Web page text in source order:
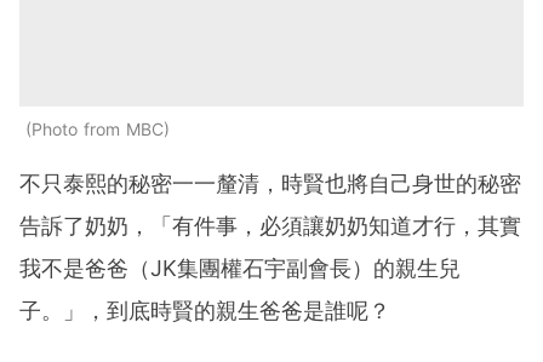
Photo from MBC
不只泰熙的秘密一一釐清，時賢也將自己身世的秘密
告訴了奶奶，「有件事，必須讓奶奶知道才行，其實
我不是爸爸（JK集團權石宇副會長）的親生兒
子。」，到底時賢的親生爸爸是誰呢？